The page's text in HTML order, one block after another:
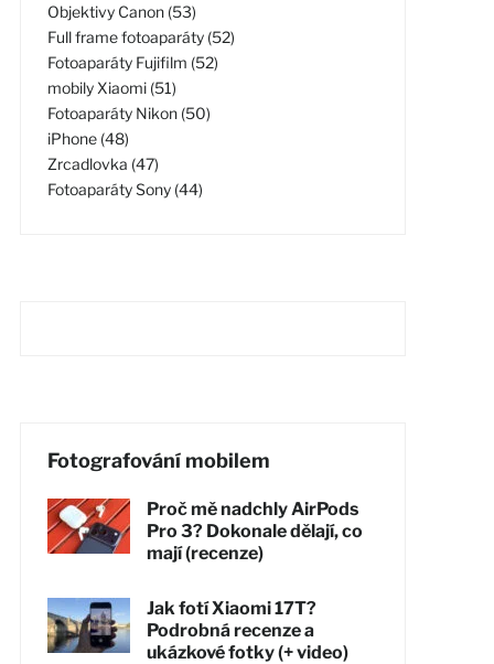
Objektivy Canon (53)
Full frame fotoaparáty (52)
Fotoaparáty Fujifilm (52)
mobily Xiaomi (51)
Fotoaparáty Nikon (50)
iPhone (48)
Zrcadlovka (47)
Fotoaparáty Sony (44)
Fotografování mobilem
Proč mě nadchly AirPods
Pro 3? Dokonale dělají, co
mají (recenze)
Jak fotí Xiaomi 17T?
Podrobná recenze a
ukázkové fotky (+ video)